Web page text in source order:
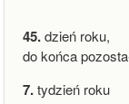
45.dzień roku,
do końca
7.tydzień roku